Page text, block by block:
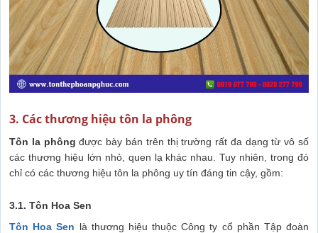
3. Các thương hiệu tôn la phông
Tôn la phông được bày bán trên thị trường rất đa dạng từ vô số
các thương hiệu lớn nhỏ, quen lạ khác nhau. Tuy nhiên, trong đó
chỉ có các thương hiệu tôn la phông uy tín đáng tin cậy, gồm:
3.1. Tôn Hoa Sen
Tôn Hoa Sen là thương hiệu thuộc Công ty cổ phần Tập đoàn